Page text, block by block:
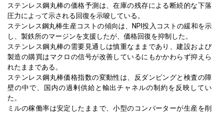
ステンレス鋼丸棒の価格予測は、在庫の残存による断続的な下落
圧力によって示される回復を示唆している。
ステンレス鋼丸棒生産コストの傾向は、NPI投入コストの緩和を示
し、製鉄所のマージンを支援したが、価格回復を抑制した。
ステンレス鋼丸棒の需要見通しは慎重なままであり、建設および
製造の購買はマクロの信号が改善しているにもかかわらず抑えら
れたままである。
ステンレス鋼丸棒価格指数の変動性は、反ダンピングと検査の障
壁の中で、国内の過剰供給と輸出チャネルの制約を反映してい
た。
ミルの稼働率は安定したままで、小型のコンバーターが生産を削